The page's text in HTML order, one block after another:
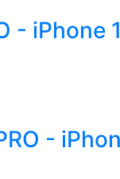
- iPhone
-